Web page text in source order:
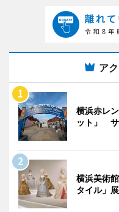
ア
横浜赤レ
ット」 サ
横浜美術
タイル」